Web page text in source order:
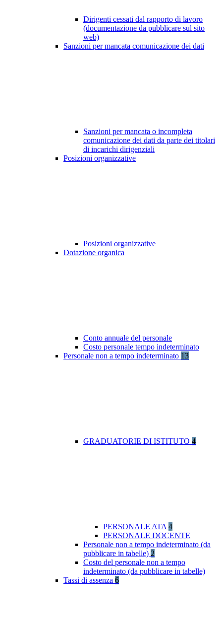
Dirigenti cessati dal rapporto di lavoro
(documentazione da pubblicare sul sito
web)
Sanzioni per mancata comunicazione dei dati
Sanzioni per mancata o incompleta
comunicazione dei dati da parte dei titolari
di incarichi dirigenziali
Posizioni organizzative
Posizioni organizzative
Dotazione organica
Conto annuale del personale
Costo personale tempo indeterminato
Personale non a tempo indeterminato 13
GRADUATORIE DI ISTITUTO 4
PERSONALE ATA 4
PERSONALE DOCENTE
Personale non a tempo indeterminato (da
pubblicare in tabelle) 2
Costo del personale non a tempo
indeterminato (da pubblicare in tabelle)
Tassi di assenza 6